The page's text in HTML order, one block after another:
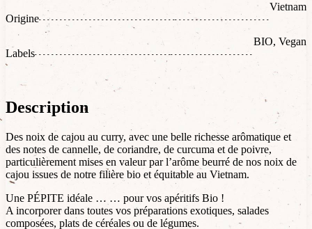
Origine
Vietnam
Labels
BIO, Vegan
Description
Des noix de cajou au curry, avec une belle richesse arômatique et
des notes de cannelle, de coriandre, de curcuma et de poivre,
particulièrement mises en valeur par l’arôme beurré de nos noix de
cajou issues de notre filière bio et équitable au Vietnam.
Une PÉPITE idéale … … pour vos apéritifs Bio !
A incorporer dans toutes vos préparations exotiques, salades
composées, plats de céréales ou de légumes.